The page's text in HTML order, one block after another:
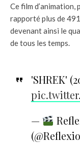
Ce film
rapporté plus de
devenant ainsi le
de tous les temps.
'SHREK'
—